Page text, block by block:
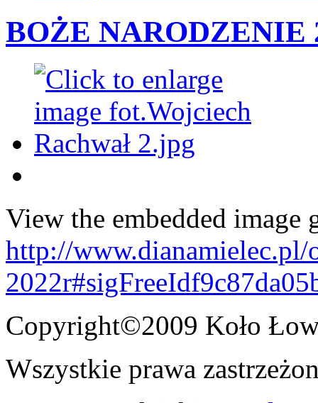
BOŻE NARODZENIE
View the embedded image
http://www.dianamielec.pl/
Copyright©2009 Koło
Wszystkie prawa